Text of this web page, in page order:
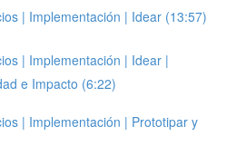
| Implementación | Idear (13:57)
| Implementación | Idear |
e Impacto (6:22)
| Implementación | Prototipar y